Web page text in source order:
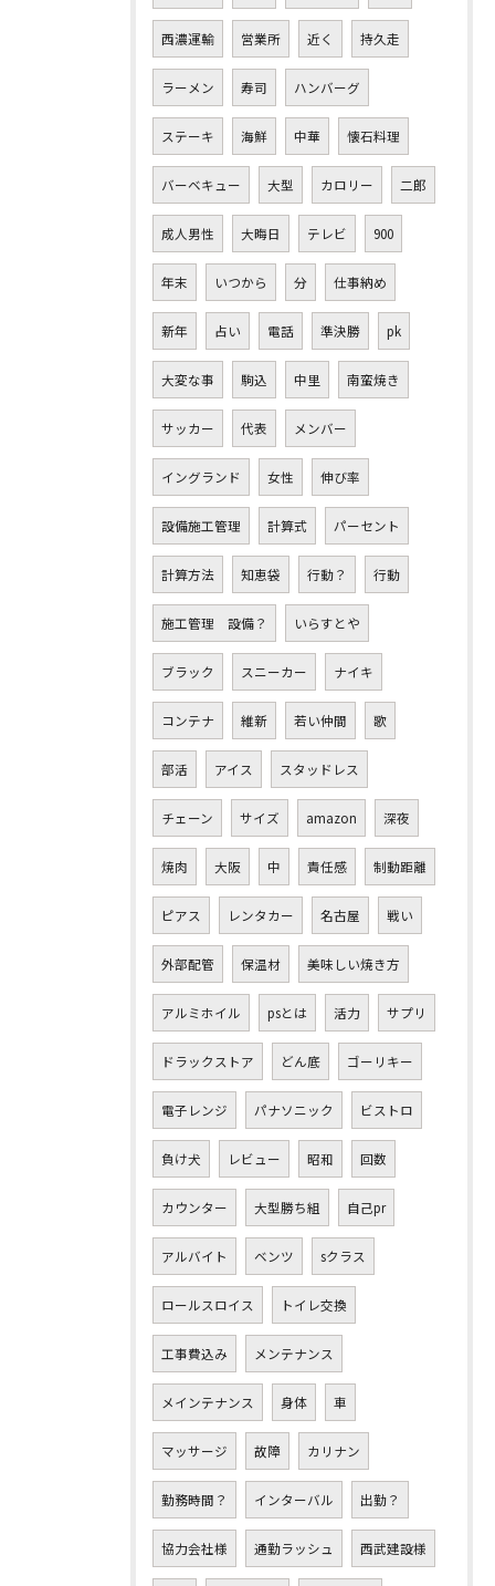
西濃運輸 営業所 近く 持久走
ラーメン 寿司 ハンバーグ
ステーキ 海鮮 中華 懐石料理
バーベキュー 大型 カロリー 二郎
成人男性 大晦日 テレビ 900
年末 いつから 分 仕事納め
新年 占い 電話 準決勝 pk
大変な事 駒込 中里 南蛮焼き
サッカー 代表 メンバー
イングランド 女性 伸び率
設備施工管理 計算式 パーセント
計算方法 知恵袋 行動？ 行動
施工管理 設備？ いらすとや
ブラック スニーカー ナイキ
コンテナ 維新 若い仲間 歌
部活 アイス スタッドレス
チェーン サイズ amazon 深夜
焼肉 大阪 中 責任感 制動距離
ピアス レンタカー 名古屋 戦い
外部配管 保温材 美味しい焼き方
アルミホイル psとは 活力 サプリ
ドラックストア どん底 ゴーリキー
電子レンジ パナソニック ビストロ
負け犬 レビュー 昭和 回数
カウンター 大型勝ち組 自己pr
アルバイト ベンツ sクラス
ロールスロイス トイレ交換
工事費込み メンテナンス
メインテナンス 身体 車
マッサージ 故障 カリナン
勤務時間？ インターバル 出勤？
協力会社様 通勤ラッシュ 西武建設様